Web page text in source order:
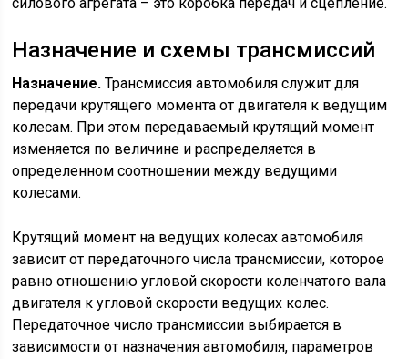
Назначение и схемы трансмиссий
Назначение. Трансмиссия автомобиля служит для
передачи крутящего момента от двигателя к ведущим
колесам. При этом передаваемый крутящий момент
изменяется по величине и распределяется в
определенном соотношении между ведущими
колесами.
Крутящий момент на ведущих колесах автомобиля
зависит от передаточного числа трансмиссии, которое
равно отношению угловой скорости коленчатого вала
двигателя к угловой скорости ведущих колес.
Передаточное число трансмиссии выбирается в
зависимости от назначения автомобиля, параметров